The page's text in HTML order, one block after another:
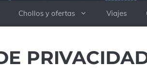
Chollos y ofertas Viajes